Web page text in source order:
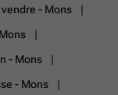
- Mons
- Mons
- Mons